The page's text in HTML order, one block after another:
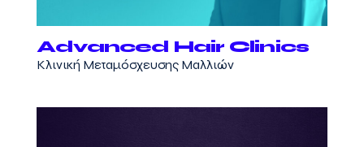
Advanced Hair Clinics
Κλινική Μεταμόσχευσης Μαλλιών